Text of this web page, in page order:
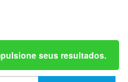
seus resultados.